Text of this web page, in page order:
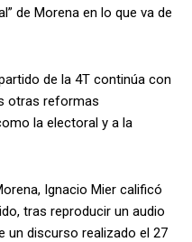
de Morena en lo que va de
de la 4T continúa con
otras reformas
la electoral y a la
Ignacio Mier calificó
tras reproducir un audio
un discurso realizado el 27